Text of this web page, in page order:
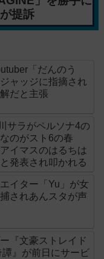
提訴
「だんのう
ャッジに指摘され
だと主張
サラがペルソナ4の
のがスト6の春
イマスのはるちは
発表され叩かれる
イター「Yu」が女
されあんスタが声
『文豪ストレイド
譚』が前日にサービ